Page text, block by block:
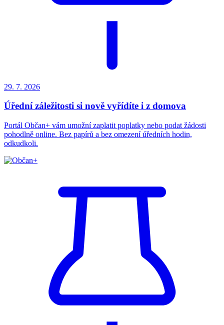
29. 7. 2026
Úřední záležitosti si nově vyřídíte i z domova
Portál Občan+ vám umožní zaplatit poplatky nebo podat žádosti
pohodlně online. Bez papírů a bez omezení úředních hodin,
odkudkoli.